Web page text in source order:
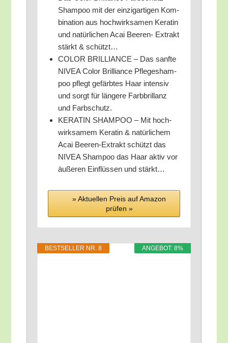
Sham­poo mit der ein­zig­ar­ti­gen Kom­
bi­na­ti­on aus hoch­wirk­sa­men Kera­tin
und natür­li­chen Acai Bee­ren- Extrakt
stärkt & schützt…
COLOR BRILLIANCE – Das sanf­te
NIVEA Color Bril­li­ance Pfle­ge­sham­
poo pflegt gefärb­tes Haar inten­siv
und sorgt für län­ge­re Farb­bril­lanz
und Farbschutz.
KERATIN SHAMPOO – Mit hoch­
wirk­sa­mem Kera­tin & natür­li­chem
Acai Bee­ren-Extrakt schützt das
NIVEA Sham­poo das Haar aktiv vor
äuße­ren Ein­flüs­sen und stärkt…
» Aktu­el­len Preis auf Ama­zon
prü­fen »
ANGE­BOT: 8%
BEST­SEL­LER NR. 8